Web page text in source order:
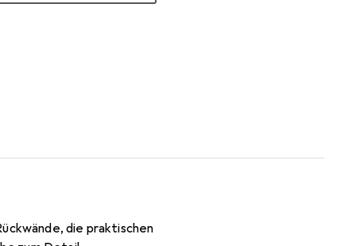
die praktischen